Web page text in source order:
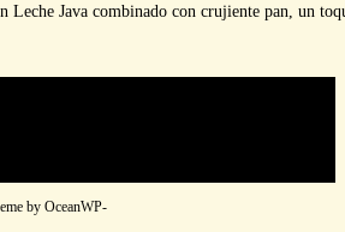
Leche Java combinado con crujiente pan, un
by OceanWP-